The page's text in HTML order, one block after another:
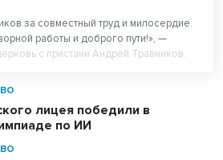
за совместный труд и милосердие.
работы и доброго пути!», —
с пристани Андрей Травников.
лицея победили в
по ИИ